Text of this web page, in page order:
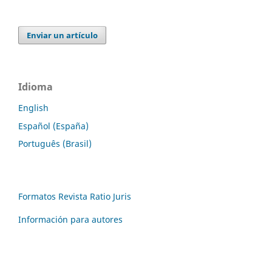
Enviar un artículo
Idioma
English
Español (España)
Português (Brasil)
Formatos Revista Ratio Juris
Información para autores